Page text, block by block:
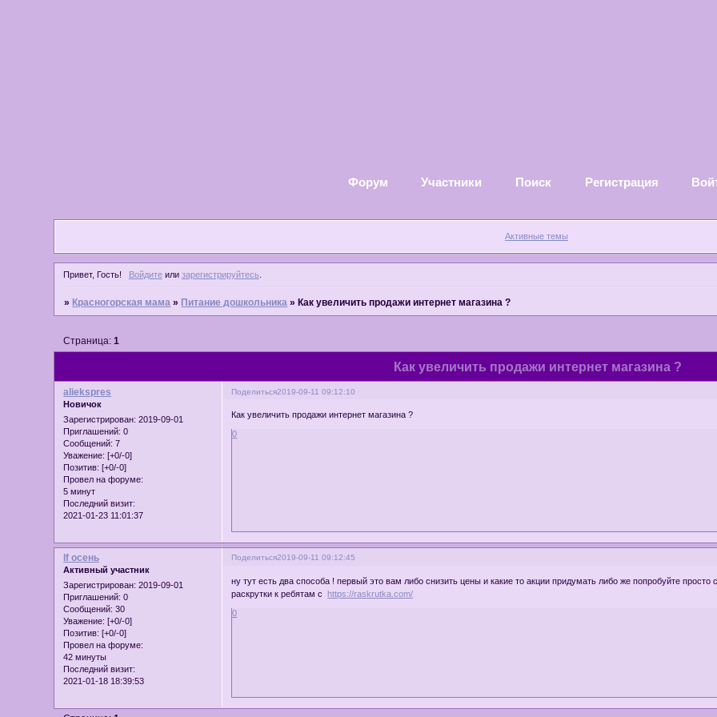
Форум Участники Поиск Регистрация
Активные темы
Привет, Гость! Войдитеили зарегистрируйтесь.
» Красногорская мама » Питание дошкольника »Как увеличить продажи интернет магазина ?
Как увеличить продажи интернет магазина ?
Страница:1
Поделиться2019-09-11 09:12:10
aliekspres
Новичок
Зарегистрирован: 2019-09-01
Приглашений: 0
Сообщений: 7
Уважение: [+0/-0]
Позитив: [+0/-0]
Провел на форуме:
5 минут
Последний визит:
2021-01-23 11:01:37
Как увеличить продажи интернет магазина ?
0
Поделиться2019-09-11 09:12:45
lf осень
Активный участник
Зарегистрирован: 2019-09-01
Приглашений: 0
Сообщений: 30
Уважение: [+0/-0]
Позитив: [+0/-0]
Провел на форуме:
42 минуты
Последний визит:
2021-01-18 18:39:53
ну тут есть два способа ! первый это вам либо снизить цены и какие то акции придумать либо же попробуйте
раскрутки к ребятам сhttps://raskrutka.com/
0